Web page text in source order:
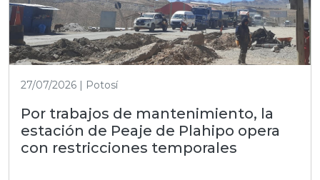
27/07/2026 | Potosí
Por trabajos de mantenimiento, la
estación de Peaje de Plahipo opera
con restricciones temporales